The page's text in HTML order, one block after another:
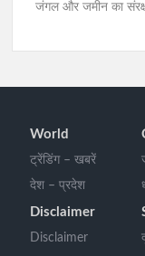
जंगल और जमीन का
World
ट्रेंडिंग – खबरें
देश – प्रदेश
Disclaimer
Disclaimer